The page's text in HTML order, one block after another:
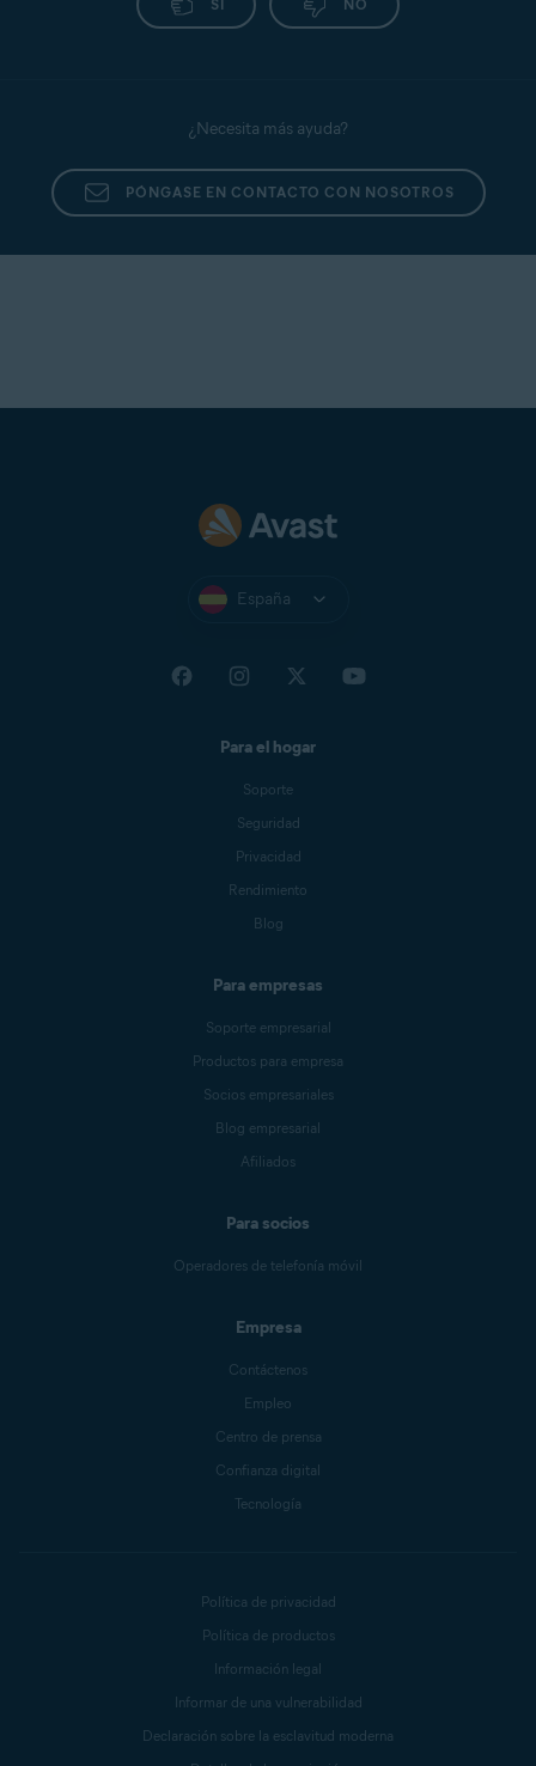
SÍ NO
¿Necesita más ayuda?
PÓNGASE EN CONTACTO CON NOSOTROS
España
Para el hogar
Soporte
Seguridad
Privacidad
Rendimiento
Blog
Para empresas
Soporte empresarial
Productos para empresa
Socios empresariales
Blog empresarial
Afiliados
Para socios
Operadores de telefonía móvil
Empresa
Contáctenos
Empleo
Centro de prensa
Confianza digital
Tecnología
Política de privacidad
Política de productos
Información legal
Informar de una vulnerabilidad
Declaración sobre la esclavitud moderna